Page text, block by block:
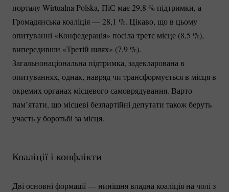
порталу Wirtualna Polska, ПіС має 29,8 %підтримки, а
Громадянська коаліція — 28,1 %. Цікаво, що в цьому
опитуванні «Конфедерація» посіла третє місце (8,5 %),
випередивши «Третій шлях» (7,9 %).
Загальнонаціональна підтримка, задекларована в
опитуваннях, однак, навряд чи трансформується в місця в
окремих органах місцевого самоврядування. Варто
пам’ятати, що місцеві безпартійні депутати також беруть
участь у боротьбі за місця.
Коаліції і конфлікти
Дві основні формації — нинішня владна коаліція на чолі з